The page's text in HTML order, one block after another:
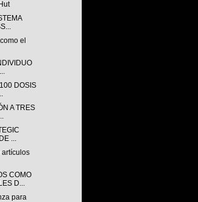
el
DOSIS
A TRES
...
artículos
COMO
D...
para